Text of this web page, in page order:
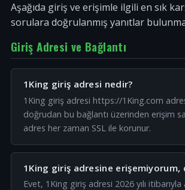
Aşağıda giriş ve erişimle ilgili en sık
sorulara doğrulanmış yanıtlar
Giriş Adresi ve Bağlantı
1King giriş adresi nedir?
1King giriş adresi https://1King.com
doğrudan bu bağlantı üzerinden erişim
adres her zaman SSL ile korunur.
1King giriş adresine erişemiyorum,
Evet, 1King giriş adresi 2026 yılı itibarıyla